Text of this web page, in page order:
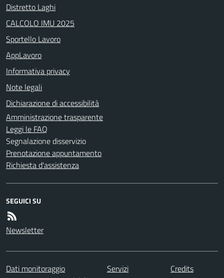
Distretto Laghi
CALCOLO IMU 2025
Sportello Lavoro
AppLavoro
Informativa privacy
Note legali
Dichiarazione di accessibilità
Amministrazione trasparente
Leggi le FAQ
Segnalazione disservizio
Prenotazione appuntamento
Richiesta d'assistenza
SEGUICI SU
Newsletter
Dati monitoraggio Servizi
Credits